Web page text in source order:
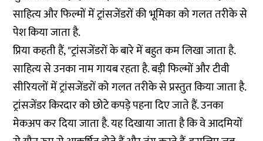
साहित्य और फिल्मों में ट्रांसजेंडरों की भूमिका को गलत तरीके से
पेश किया जाता है.
प्रिया कहती हैं, "ट्रांसजेंडरों के बारे में बहुत कम लिखा जाता है.
साहित्य से उनका नाम गायब रहता है. बड़ी फिल्मों और टीवी
सीरियलों में ट्रांसजेंडरों को गलत तरीके से प्रस्तुत किया जाता है.
ट्रांसजेंडर किरदार को छोटे कपड़े पहना दिए जाते हैं. उनका
मेकअप कर दिया जाता है. यह दिखाया जाता है कि वे आदमियों